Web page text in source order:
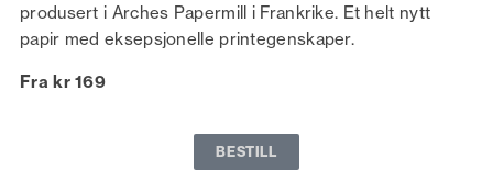
produsert i Arches Papermill i Frankrike. Et helt nytt
papir med eksepsjonelle printegenskaper.
Fra kr 169
BESTILL